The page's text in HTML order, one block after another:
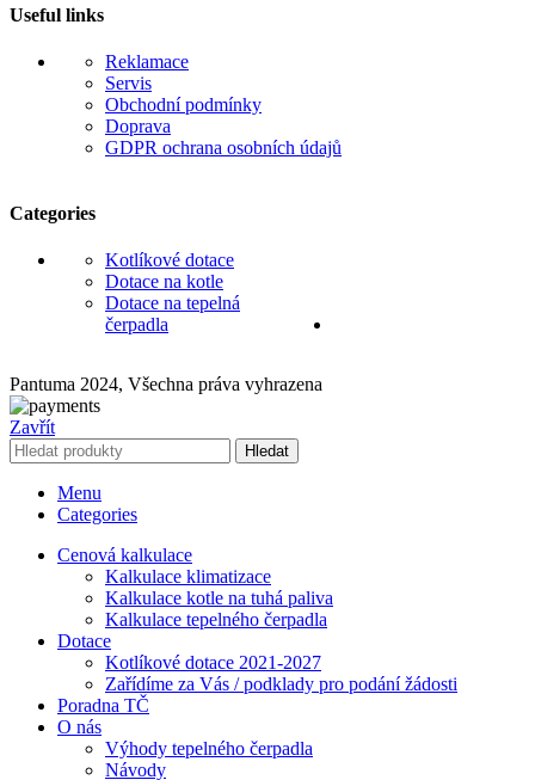
Useful links
Reklamace
Servis
Obchodní podmínky
Doprava
GDPR ochrana osobních údajů
Categories
Kotlíkové dotace
Dotace na kotle
Dotace na tepelná
čerpadla
Pantuma 2024, Všechna práva vyhrazena
Zavřít
Hledat
Menu
Categories
Cenová kalkulace
Kalkulace klimatizace
Kalkulace kotle na tuhá paliva
Kalkulace tepelného čerpadla
Dotace
Kotlíkové dotace 2021-2027
Zařídíme za Vás / podklady pro podání žádosti
Poradna TČ
O nás
Výhody tepelného čerpadla
Návody